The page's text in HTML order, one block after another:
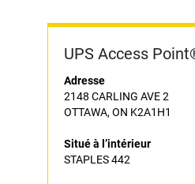
UPS Access
Adresse
2148 CARLING AVE 2
OTTAWA, ON K2A1H1
Situé à l’intérieur
STAPLES 442